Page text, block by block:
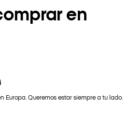
en
Europa. Queremos estar siempre a tu lado.